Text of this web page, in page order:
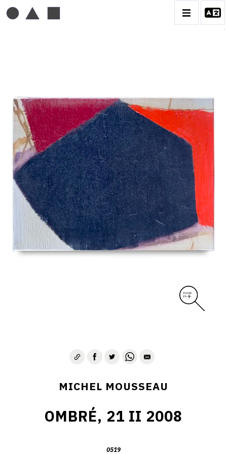
BIOGRAPHIE
CATALOGUE DES OEUVRES
DESSIN
PEINTURE
CONTACT
MICHEL MOUSSEAU
OMBRÉ, 21 II 2008
0519